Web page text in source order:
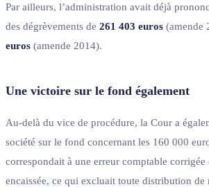
Par ailleurs, l’administration avait déjà
des dégrèvements de 261 403 euros (amende
euros (amende 2014).
Une victoire sur le fond également
Au-delà du vice de procédure, la Cour a
société sur le fond concernant les 160 000
correspondait à une erreur comptable corrigée
encaissée, ce qui excluait toute distribution de